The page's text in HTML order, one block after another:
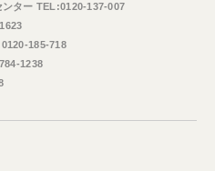
ンター TEL:0120-137-007
185-718
1238